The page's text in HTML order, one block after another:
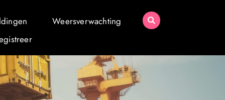
Weersverwachting